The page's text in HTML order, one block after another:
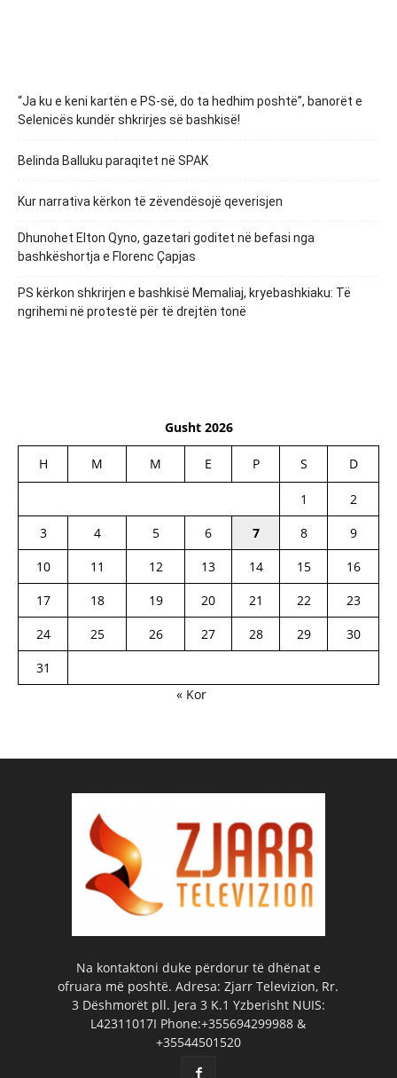
“Ja ku e keni kartën e PS-së, do ta hedhim poshtë”, banorët e
Selenicës kundër shkrirjes së bashkisë!
Belinda Balluku paraqitet në SPAK
Kur narrativa kërkon të zëvendësojë qeverisjen
Dhunohet Elton Qyno, gazetari goditet në befasi nga
bashkëshortja e Florenc Çapjas
PS kërkon shkrirjen e bashkisë Memaliaj, kryebashkiaku: Të
ngrihemi në protestë për të drejtën tonë
Gusht 2026
H M M E P S D
1
2
3
4 5 6 7 8
9
10
11 12 13 14 15
16
17
18 19 20 21 22
23
24
25 26 27 28 29
30
31
« Kor
Na kontaktoni duke përdorur të dhënat e
ofruara më poshtë. Adresa: Zjarr Televizion, Rr.
3 Dëshmorët pll. Jera 3 K.1 Yzberisht NUIS:
L42311017I Phone:+355694299988 &
+35544501520